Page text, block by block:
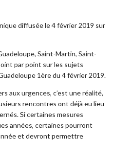
diffusée le 4 février 2019 sur
Saint-Martin, Saint-
par point sur les sujets
1ère du 4 février 2019.
aux urgences, c’est une réalité,
rencontres ont déjà eu lieu
Si certaines mesures
années, certaines pourront
et devront permettre